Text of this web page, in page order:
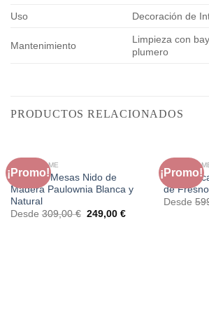
Uso Decoración de
Mantenimiento
Limpieza con
plumero
PRODUCTOS RELACIONADOS
¡Promo!
FAURA HOME
Set de 3 Mesas Nido de
Madera Paulownia Blanca y
Natural
Desde 309,00€ El
249,00 €El
¡Promo!
FAURA
Sillón
de
Desde